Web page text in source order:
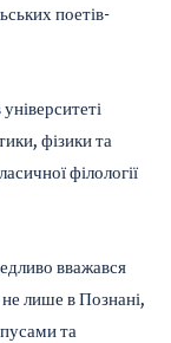
поетів-
фізики та
філології
вважався
лише в Познані,
та